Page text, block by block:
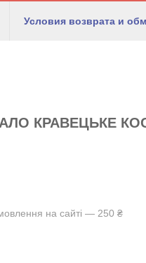
Условия возврата и
КРАВЕЦЬКЕ
на сайті — 250 ₴